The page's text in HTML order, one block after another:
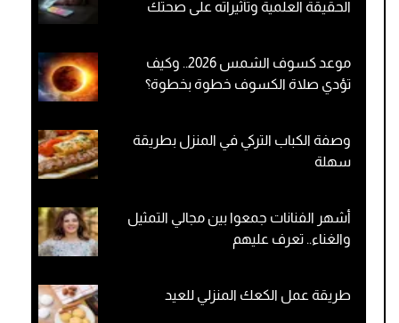
الحقيقة العلمية وتأثيراته على صحتك
موعد كسوف الشمس 2026.. وكيف
تؤدي صلاة الكسوف خطوة بخطوة؟
وصفة الكباب التركي في المنزل بطريقة
سهلة
أشهر الفنانات جمعوا بين مجالي التمثيل
والغناء.. تعرف عليهم
طريقة عمل الكعك المنزلي للعيد